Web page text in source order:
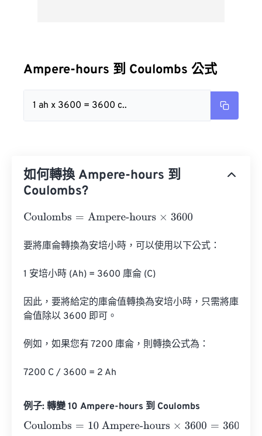
Ampere-hours 到 Coulombs 公式
1 ah x 3600 = 3600 c..
如何轉換 Ampere-hours 到
Coulombs?
Coulombs= Ampere-hours×3600
要將庫侖轉換為安培小時，可以使用以下公式：
1 安培小時 (Ah) = 3600 庫侖 (C)
因此，要將給定的庫侖值轉換為安培小時，只需將庫
侖值除以 3600 即可。
例如，如果您有 7200 庫侖，則轉換公式為：
7200 C / 3600 = 2 Ah
例子: 轉變 10 Ampere-hours 到 Coulombs
Coulombs= 10 Ampere-hours×3600 =36000 Coulombs